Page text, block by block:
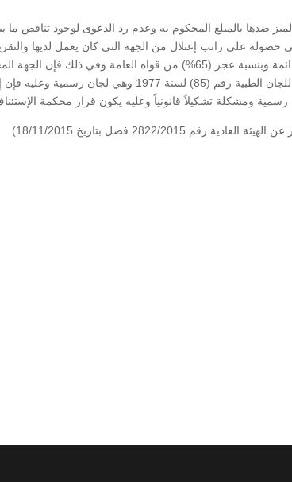
ضدها بالمبلغ المحكوم به وعدم رد الدعوى لوجود تناقض ما
(20%) بالإستناد الى حصوله على راتب إعتلال من الجهة التي كان يعمل لديها
اللوائية والذي يشعر بإصابته بعاهة جزئية دائمة وبنسبة عجز (65%) من قواه
اللجان الطبية الحكومية إستناداً إلى نظام اللجان الطبية
رسمية ومشكلة تشكيلاً قانونياً وعليه يكون قرار محكمة
2015 فصل بتاريخ 18/11/2015)